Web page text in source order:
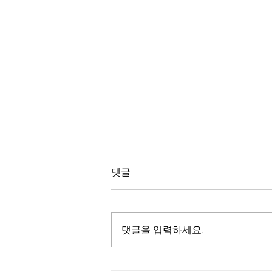
댓글
댓글을 입력하세요.